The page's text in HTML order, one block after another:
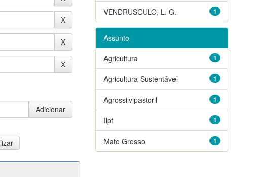
1
VENDRUSCULO, L. G.
Assunto
1
Agricultura
1
Agricultura Sustentável
1
Agrossilvipastoril
1
Ilpf
1
Mato Grosso